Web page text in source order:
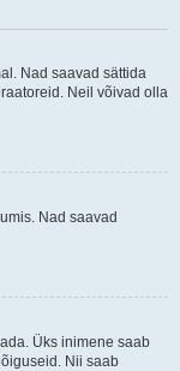
Nad saavad sättida
Neil võivad olla
Nad saavad
Üks inimene saab
Nii saab